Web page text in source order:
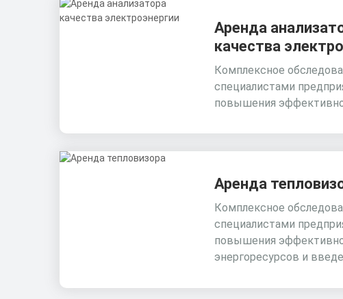
Аренда
качества
Комплексное
специалистами
повышения
Аренда
Комплексное
специалистами
повышения
энергоресурсов и